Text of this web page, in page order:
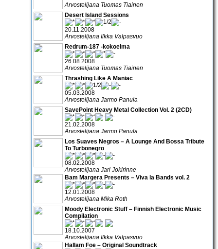
Arvostelijana Tuomas Tiainen
Desert Island Sessions
20.11.2008
Arvostelijana Ilkka Valpasvuo
Redrum-187 -kokoelma
26.08.2008
Arvostelijana Tuomas Tiainen
Thrashing Like A Maniac
05.03.2008
Arvostelijana Jarmo Panula
SavePoint Heavy Metal Collection Vol. 2 (2CD)
21.02.2008
Arvostelijana Jarmo Panula
Los Suaves Negros – A Lounge And Bossa Tribute
To Turbonegro
08.02.2008
Arvostelijana Jari Jokirinne
Bam Margera Presents – Viva la Bands vol. 2
12.01.2008
Arvostelijana Mika Roth
Moody Electronic Stuff – Finnish Electronic Music
Compilation
18.10.2007
Arvostelijana Ilkka Valpasvuo
Hallam Foe – Original Soundtrack